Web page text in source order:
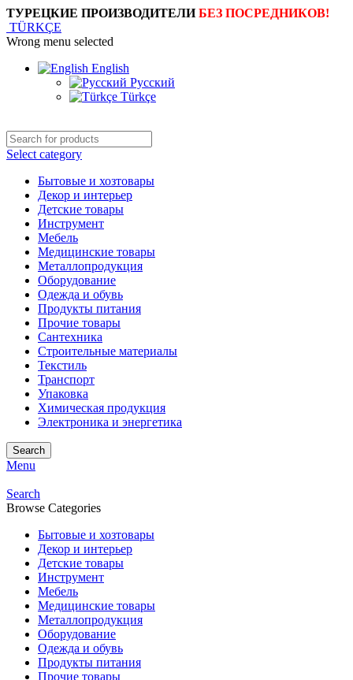
ТУРЕЦКИЕ ПРОИЗВОДИТЕЛИБЕЗ ПОСРЕДНИКОВ!
TÜRKÇE
Wrong menu selected
English
Русский
Türkçe
Select category
Бытовые и хозтовары
Декор и интерьер
Детские товары
Инструмент
Мебель
Медицинские товары
Металлопродукция
Оборудование
Одежда и обувь
Продукты питания
Прочие товары
Сантехника
Строительные материалы
Текстиль
Транспорт
Упаковка
Химическая продукция
Электроника и энергетика
Search
Menu
Search
Browse Categories
Бытовые и хозтовары
Декор и интерьер
Детские товары
Инструмент
Мебель
Медицинские товары
Металлопродукция
Оборудование
Одежда и обувь
Продукты питания
Прочие товары